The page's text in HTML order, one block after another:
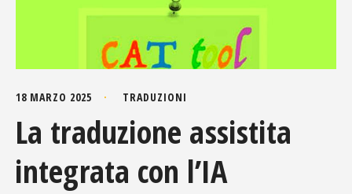
18 MARZO 2025 TRADUZIONI
La traduzione assistita
integrata con l’IA